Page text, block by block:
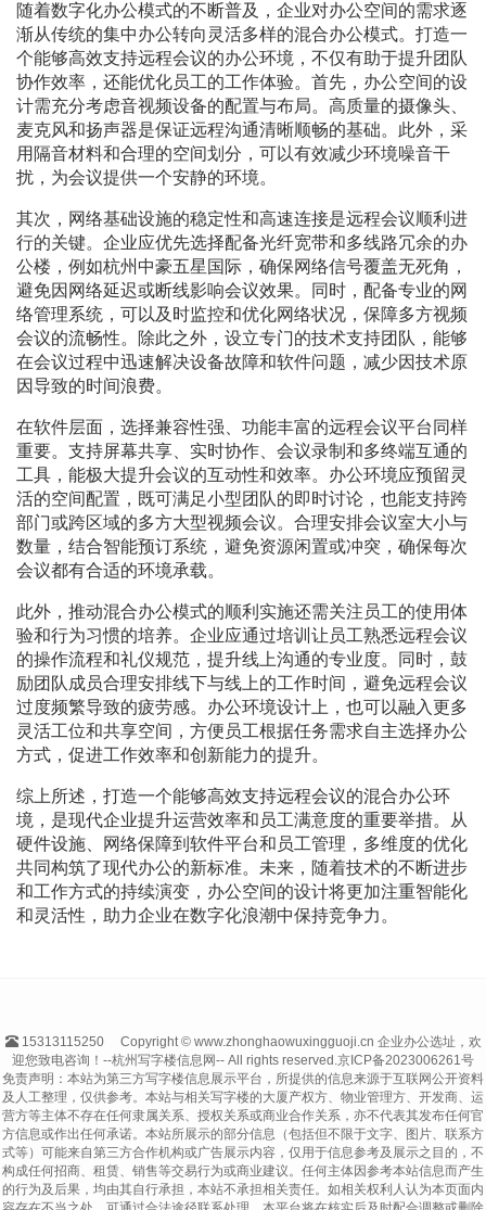
随着数字化办公模式的不断普及，企业对办公空间的需求逐
渐从传统的集中办公转向灵活多样的混合办公模式。打造一
个能够高效支持远程会议的办公环境，不仅有助于提升团队
协作效率，还能优化员工的工作体验。首先，办公空间的设
计需充分考虑音视频设备的配置与布局。高质量的摄像头、
麦克风和扬声器是保证远程沟通清晰顺畅的基础。此外，采
用隔音材料和合理的空间划分，可以有效减少环境噪音干
扰，为会议提供一个安静的环境。
其次，网络基础设施的稳定性和高速连接是远程会议顺利进
行的关键。企业应优先选择配备光纤宽带和多线路冗余的办
公楼，例如杭州中豪五星国际，确保网络信号覆盖无死角，
避免因网络延迟或断线影响会议效果。同时，配备专业的网
络管理系统，可以及时监控和优化网络状况，保障多方视频
会议的流畅性。除此之外，设立专门的技术支持团队，能够
在会议过程中迅速解决设备故障和软件问题，减少因技术原
因导致的时间浪费。
在软件层面，选择兼容性强、功能丰富的远程会议平台同样
重要。支持屏幕共享、实时协作、会议录制和多终端互通的
工具，能极大提升会议的互动性和效率。办公环境应预留灵
活的空间配置，既可满足小型团队的即时讨论，也能支持跨
部门或跨区域的多方大型视频会议。合理安排会议室大小与
数量，结合智能预订系统，避免资源闲置或冲突，确保每次
会议都有合适的环境承载。
此外，推动混合办公模式的顺利实施还需关注员工的使用体
验和行为习惯的培养。企业应通过培训让员工熟悉远程会议
的操作流程和礼仪规范，提升线上沟通的专业度。同时，鼓
励团队成员合理安排线下与线上的工作时间，避免远程会议
过度频繁导致的疲劳感。办公环境设计上，也可以融入更多
灵活工位和共享空间，方便员工根据任务需求自主选择办公
方式，促进工作效率和创新能力的提升。
综上所述，打造一个能够高效支持远程会议的混合办公环
境，是现代企业提升运营效率和员工满意度的重要举措。从
硬件设施、网络保障到软件平台和员工管理，多维度的优化
共同构筑了现代办公的新标准。未来，随着技术的不断进步
和工作方式的持续演变，办公空间的设计将更加注重智能化
和灵活性，助力企业在数字化浪潮中保持竞争力。
15313115250
Copyright © www.zhonghaowuxingguoji.cn 企业办公选址，欢
迎您致电咨询！--杭州写字楼信息网-- All rights reserved.京ICP备2023006261号
免责声明：本站为第三方写字楼信息展示平台，所提供的信息来源于互联网公开资料
及人工整理，仅供参考。本站与相关写字楼的大厦产权方、物业管理方、开发商、运
营方等主体不存在任何隶属关系、授权关系或商业合作关系，亦不代表其发布任何官
方信息或作出任何承诺。本站所展示的部分信息（包括但不限于文字、图片、联系方
式等）可能来自第三方合作机构或广告展示内容，仅用于信息参考及展示之目的，不
构成任何招商、租赁、销售等交易行为或商业建议。任何主体因参考本站信息而产生
的行为及后果，均由其自行承担，本站不承担相关责任。如相关权利人认为本页面内